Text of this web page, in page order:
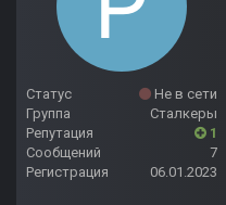
Статус
Не в сети
Группа
Сталкеры
Репутация
1
Сообщений
7
Регистрация
06.01.2023